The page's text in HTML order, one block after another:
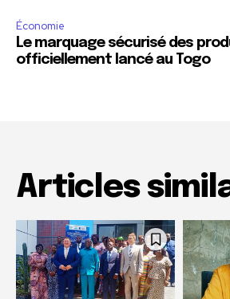
Économie
Le marquage sécurisé des
officiellement lancé au Togo
Articles